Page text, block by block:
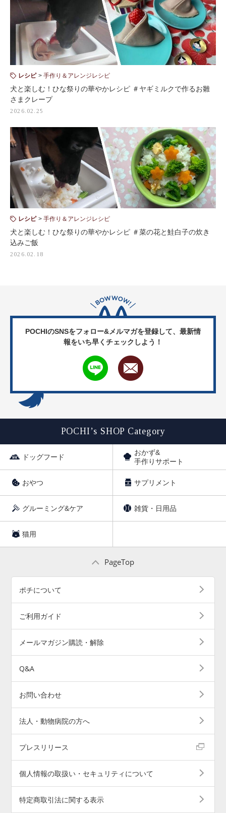
レシピ 手作り＆アレンジレシピ
犬と楽しむ！ひな祭りの華やかレシピ ＃ヤギミルクで作るお雛
さまクレープ
2026.02.25
レシピ 手作り＆アレンジレシピ
犬と楽しむ！ひな祭りの華やかレシピ ＃菜の花と鮭白子の炊き
込みご飯
2026.02.18
POCHIのSNSをフォロー&メルマガを登録して、 最新情
報をいち早くチェックしよう！
POCHI’s SHOP Category
ドッグフード
おかず&
手作りサポート
おやつ サプリメント
グルーミング&ケア 雑貨・日用品
猫用
PageTop
ポチについて
ご利用ガイド
メールマガジン購読・解除
Q&A
お問い合わせ
法人・動物病院の方へ
プレスリリース
個人情報の取扱い・セキュリティについて
特定商取引法に関する表示